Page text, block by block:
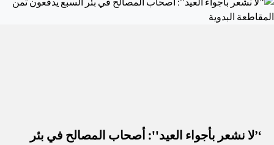
‘’لا نشعر بأجواء العيد'': أصحاب المصالح في بئر